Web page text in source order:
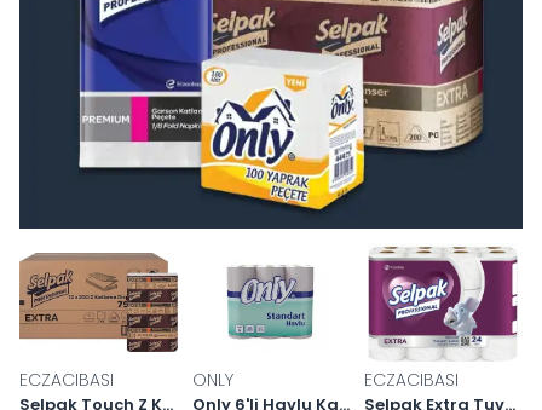
ECZACIBASI
Selpak Touch Z Katlama Dispenser Havlu 200 Yaprak 12 Paket
ONLY
Only 6'li Havlu Kağıt
ECZACIBASI
Selpak Extra Tuvalet Kağıdı 24'lü